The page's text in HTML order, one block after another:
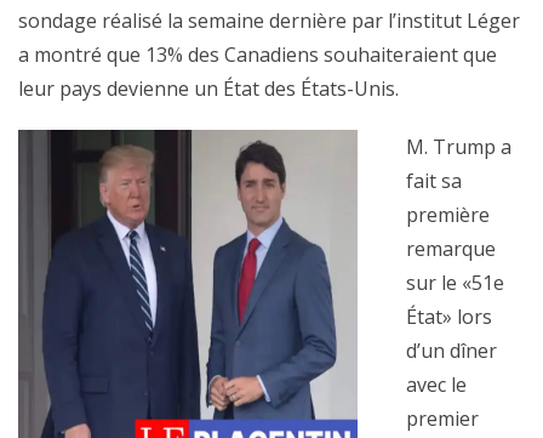
sondage réalisé la semaine dernière par l’institut Léger
a montré que 13% des Canadiens souhaiteraient que
leur pays devienne un État des États-Unis.
M. Trump a
fait sa
première
remarque
sur le «51e
État» lors
d’un dîner
avec le
premier